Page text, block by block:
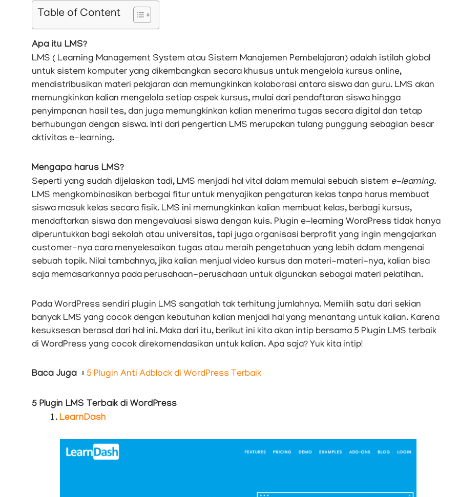
Table of Content
Apa itu LMS?
LMS ( Learning Management System atau Sistem Manajemen Pembelajaran) adalah istilah global
untuk sistem komputer yang dikembangkan secara khusus untuk mengelola kursus online,
mendistribusikan materi pelajaran dan memungkinkan kolaborasi antara siswa dan guru. LMS akan
memungkinkan kalian mengelola setiap aspek kursus, mulai dari pendaftaran siswa hingga
penyimpanan hasil tes, dan juga memungkinkan kalian menerima tugas secara digital dan tetap
berhubungan dengan siswa. Inti dari pengertian LMS merupakan tulang punggung sebagian besar
aktivitas e-learning.
Mengapa harus LMS?
Seperti yang sudah dijelaskan tadi, LMS menjadi hal vital dalam memulai sebuah sistem e-learning.
LMS mengkombinasikan berbagai fitur untuk menyajikan pengaturan kelas tanpa harus membuat
siswa masuk kelas secara fisik. LMS ini memungkinkan kalian membuat kelas, berbagi kursus,
mendaftarkan siswa dan mengevaluasi siswa dengan kuis. Plugin e-learning WordPress tidak hanya
diperuntukkan bagi sekolah atau universitas, tapi juga organisasi berprofit yang ingin mengajarkan
customer-nya cara menyelesaikan tugas atau meraih pengetahuan yang lebih dalam mengenai
sebuah topik. Nilai tambahnya, jika kalian menjual video kursus dan materi-materi-nya, kalian bisa
saja memasarkannya pada perusahaan-perusahaan untuk digunakan sebagai materi pelatihan.
Pada WordPress sendiri plugin LMS sangatlah tak terhitung jumlahnya. Memilih satu dari sekian
banyak LMS yang cocok dengan kebutuhan kalian menjadi hal yang menantang untuk kalian. Karena
kesuksesan berasal dari hal ini. Maka dari itu, berikut ini kita akan intip bersama 5 Plugin LMS terbaik
di WordPress yang cocok direkomendasikan untuk kalian. Apa saja? Yuk kita intip!
Baca Juga : 5 Plugin Anti Adblock di WordPress Terbaik
5 Plugin LMS Terbaik di WordPress
LearnDash